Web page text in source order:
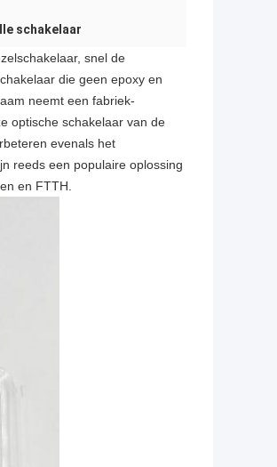
schakelaar
snel de
die geen epoxy en
neemt een fabriek-
optische schakelaar van de
evenals het
reeds een populaire oplossing
en FTTH.